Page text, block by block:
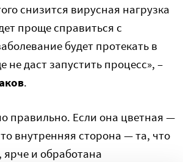
снизится вирусная нагрузка
проще справиться с
будет протекать в
даст запустить процесс», –
.
правильно. Если она цветная —
внутренняя сторона — та, что
и обработана